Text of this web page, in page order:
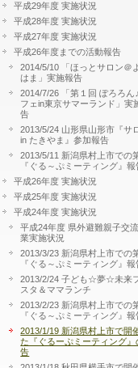
平成29年度 実施状況
平成28年度 実施状況
平成27年度 実施状況
平成26年度までの活動報告
2014/5/10 「ほっとサロン＠
はま」実施報告
2014/7/26 「第１回 ぽろろん
フェin東京サマーランド」実
告
2013/5/24 山形県山形市『サ
in たきやま』参加報告
2013/5/11 新潟県村上市での
『ぐる～ぷミーティング』報
平成26年度 実施状況
平成25年度 実施状況
平成24年度 実施状況
平成24年度 県外避難親子交
業実施状況
2013/3/23 新潟県村上市での
『ぐる～ぷミーティング』報
2013/2/24 子ども☆夢☆未来
スタ＆ママランチ
2013/2/23 新潟県村上市での
『ぐる～ぷミーティング』報
2013/1/19 新潟県村上市で開
た『ぐるーぷミーティング』
告